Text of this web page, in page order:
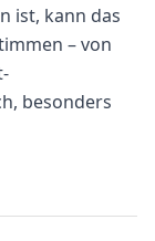
ist, kann das
– von
besonders